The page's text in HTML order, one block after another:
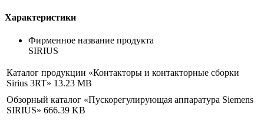
Характеристики
Фирменное название продукта
SIRIUS
Каталог продукции «Контакторы и контакторные сборки
Sirius 3RT» 13.23 MB
Обзорный каталог «Пускорегулирующая аппаратура Siemens
SIRIUS» 666.39 KB